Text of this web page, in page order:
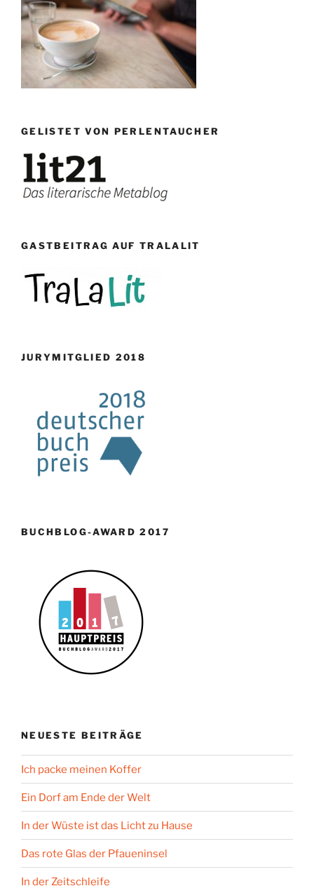
GELISTET VON PERLENTAUCHER
GASTBEITRAG AUF TRALALIT
JURYMITGLIED 2018
BUCHBLOG-AWARD 2017
NEUESTE BEITRÄGE
Ich packe meinen Koffer
Ein Dorf am Ende der Welt
In der Wüste ist das Licht zu Hause
Das rote Glas der Pfaueninsel
In der Zeitschleife